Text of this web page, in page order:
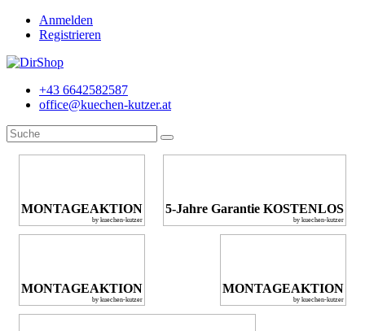
Anmelden
Registrieren
+43 6642582587
office@kuechen-kutzer.at
MONTAGEAKTION
by kuechen-kutzer
5-Jahre Garantie KOSTENLOS
by kuechen-kutzer
MONTAGEAKTION
by kuechen-kutzer
MONTAGEAKTION
by kuechen-kutzer